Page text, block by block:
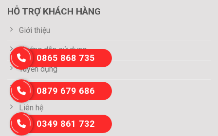
HỖ TRỢ KHÁCH HÀNG
Giới thiệu
Hướng dẫn sử dụng
Tuyển dụng
Thông tin thanh toán
Liên hệ
0865 868 735
0879 679 686
0349 861 732